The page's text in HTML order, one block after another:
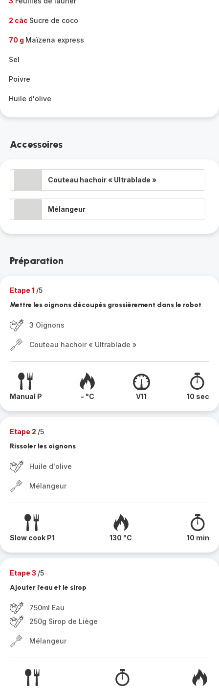
2 càc Sucre de coco
70 g Maïzena express
Sel
Poivre
Huile d'olive
Accessoires
Couteau hachoir « Ultrablade »
Mélangeur
Préparation
Etape 1 /5
Mettre les oignons découpés grossièrement dans le robot
3 Oignons
Couteau hachoir « Ultrablade »
Manual P - °C V11 10 sec
Etape 2 /5
Rissoler les oignons
Huile d'olive
Mélangeur
Slow cook P1 130 °C 10 min
Etape 3 /5
Ajouter l'eau et le sirop
750ml Eau
250g Sirop de Liège
Mélangeur